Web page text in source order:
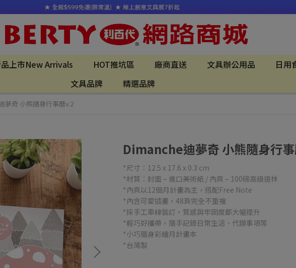
上市New Arrivals HOT推坑區 廠商直送 文具辦公用品 日用
文具品牌
精選品牌
夢奇 小熊隨身行事曆v.2
Dimanche迪夢奇 小熊隨身行
*尺寸：12.5 x 17.6 x 0.3 cm
*材質：封面 – 進口美術紙 / 內頁 – 100磅高級道林
*內頁以12個月計畫為主，搭配Free Note
*內含可愛插畫，48頁完全不重複
*採手工車線裝訂，質感與牢固度都大幅提升
*輕巧好攜帶，隨手記錄日常生活、代辦事項等
*小巧隨身彩繪月計畫本
*台灣製